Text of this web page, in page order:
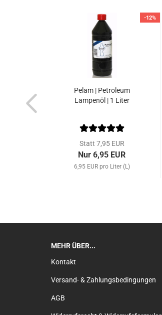
-12%
Pelam | Petroleum
Lampenöl | 1 Liter
Statt 7,95 EUR
Nur 6,95 EUR
6,95 EUR pro Liter (L)
MEHR ÜBER...
Kontakt
Versand- & Zahlungsbedingungen
AGB